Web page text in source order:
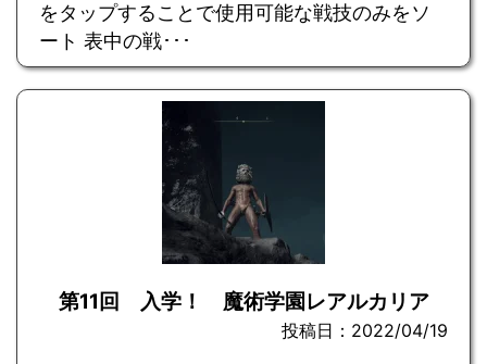
をタップすることで使用可能な戦技のみをソ
ート 表中の戦･･･
第11回 入学！ 魔術学園レアルカリア
投稿日：2022/04/19